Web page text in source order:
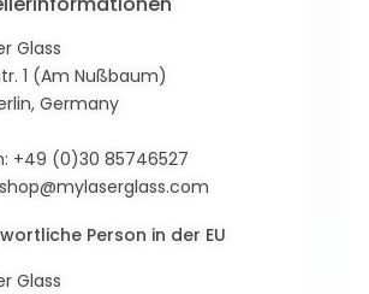
Glass
1 (Am Nußbaum)
Germany
+49 (0)30 85746527
shop@mylaserglass.com
Person in der EU
Glass